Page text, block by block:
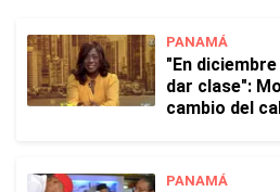
PANAMÁ
"En
dar clase":
cambio del
PANAMÁ